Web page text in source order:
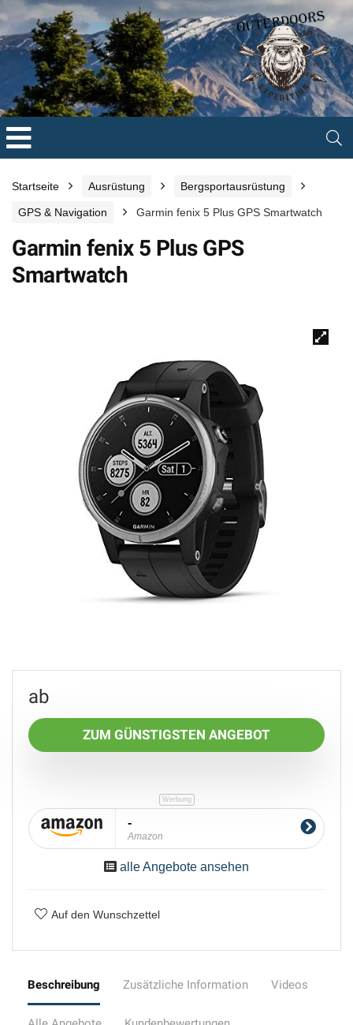
Startseite Ausrüstung Bergsportausrüstung
GPS & Navigation Garmin fenix 5 Plus GPS Smartwatch
Garmin fenix 5 Plus GPS
Smartwatch
ZUM GÜNSTIGSTEN ANGEBOT
-
Amazon
alle Angebote ansehen
Auf den Wunschzettel
Beschreibung Zusätzliche Information Videos